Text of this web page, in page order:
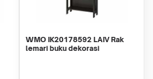
WMO IK20178592 LAIV Rak
lemari buku dekorasi